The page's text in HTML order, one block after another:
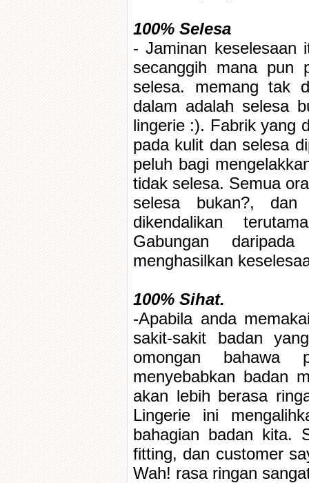
100% Selesa
- Jaminan keselesaan
secanggih mana pun
selesa. memang tak
dalam adalah selesa
lingerie :). Fabrik yang
pada kulit dan selesa
peluh bagi
tidak selesa. Semua
selesa bukan?, dan
dikendalikan
Gabungan
menghasilkan
100% Sihat.
-Apabila anda
sakit-sakit badan
omongan bahawa
menyebabkan badan
akan lebih berasa
Lingerie ini
bahagian badan kita.
fitting, dan customer
Wah! rasa ringan